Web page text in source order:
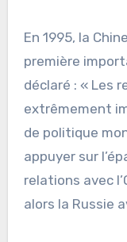
En 1995, la
première
déclaré : « Les
extrêmement
de politique
appuyer sur
relations avec
alors la Russie